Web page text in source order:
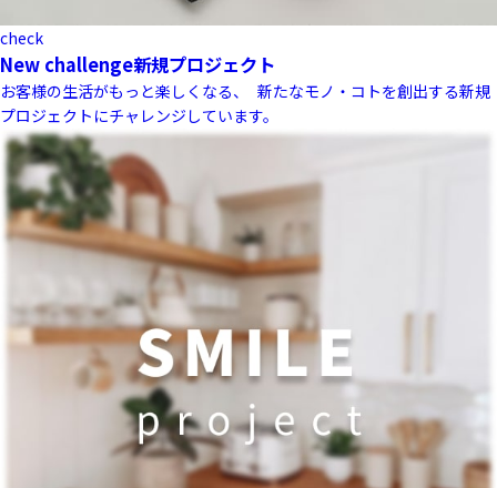
check
New challenge新規プロジェクト
お客様の生活がもっと楽しくなる、 新たなモノ・コトを創出する新規
プロジェクトにチャレンジしています。